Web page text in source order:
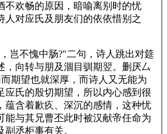
不欢畅的原因，暗喻离别时的忧
人对应氏及朋友们的依依惜别之
岂不愧中肠?"二句，诗人跳出对筵
，向转与朋及涸目驯期翌。删厌厶
期望也就深厚，而诗人又无能为
应氏的殷切期望，所以内心感到很
蕴含着歉疚、深沉的感情，这种忧
能与其兄曹丕此时被汉献帝任命为
副丞柜事有关。